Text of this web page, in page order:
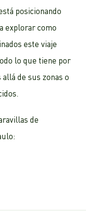
posicionando
explorar como
este viaje
lo que tiene por
de sus zonas o
de